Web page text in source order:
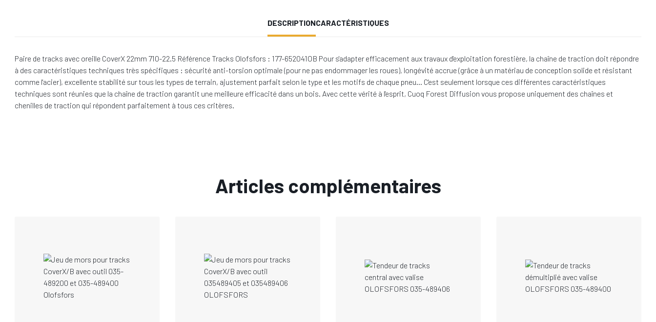
DESCRIPTIONCARACTÉRISTIQUES
Paire de tracks avec oreille CoverX 22mm 710-22.5 Référence Tracks Olofsfors : 177-652041OB Pour s'adapter efficacement aux travaux d'exploitation forestière, la chaîne de traction doit répondre
à des caractéristiques techniques très spécifiques : sécurité anti-torsion optimale (pour ne pas endommager les roues), longévité accrue (grâce à un matériau de conception solide et résistant
comme l'acier), excellente stabilité sur tous les types de terrain, ajustement parfait selon le type et les motifs de chaque pneu… C'est seulement lorsque ces différentes caractéristiques
techniques sont réunies que la chaîne de traction garantit une meilleure efficacité dans un bois. Avec cette vérité à l'esprit, Cuoq Forest Diffusion vous propose uniquement des chaînes et
chenilles de traction qui répondent parfaitement à tous ces critères.
Articles complémentaires